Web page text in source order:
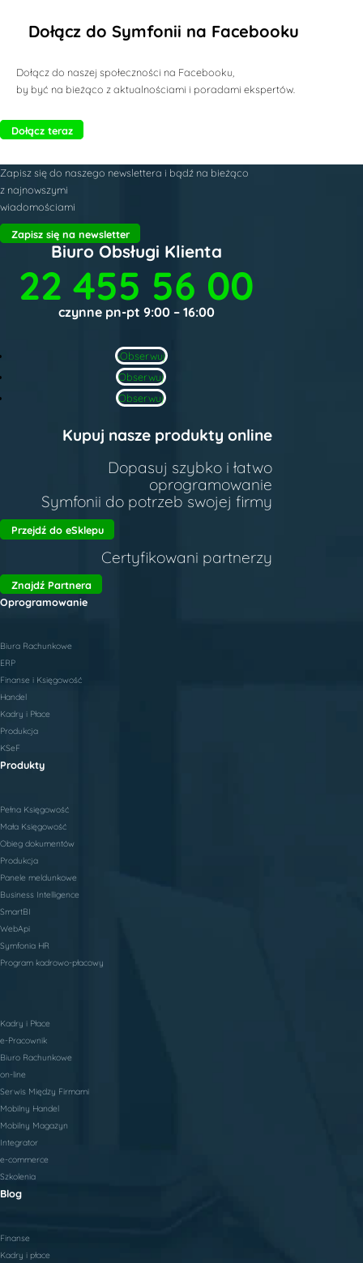
Dołącz do Symfonii na Facebooku
Dołącz do naszej społeczności na Facebooku,
by być na bieżąco z aktualnościami i poradami ekspertów.
Dołącz teraz
Zapisz się do naszego newslettera i bądź na bieżąco
z najnowszymi
wiadomościami
Zapisz się na newsletter
Biuro Obsługi Klienta
22 455 56 00
czynne pn-pt 9:00 – 16:00
Obserwuj
Obserwuj
Obserwuj
Kupuj nasze produkty online
Dopasuj szybko i łatwo
oprogramowanie
Symfonii do potrzeb swojej firmy
Przejdź do eSklepu
Certyfikowani partnerzy
Znajdź Partnera
Oprogramowanie
Biura Rachunkowe
ERP
Finanse i Księgowość
Handel
Kadry i Płace
Produkcja
KSeF
Produkty
Pełna Księgowość
Mała Księgowość
Obieg dokumentów
Produkcja
Panele meldunkowe
Business Intelligence
SmartBI
WebApi
Symfonia HR
Program kadrowo-płacowy
Kadry i Płace
e-Pracownik
Biuro Rachunkowe
on-line
Serwis Między Firmami
Mobilny Handel
Mobilny Magazyn
Integrator
e-commerce
Szkolenia
Blog
Finanse
Kadry i płace